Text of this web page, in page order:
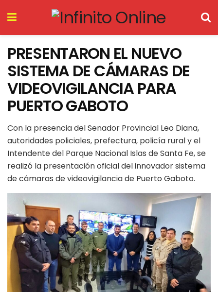
PRESENTARON EL NUEVO
SISTEMA DE CÁMARAS DE
VIDEOVIGILANCIA PARA
PUERTO GABOTO
Con la presencia del Senador Provincial Leo Diana,
autoridades policiales, prefectura, policía rural y el
Intendente del Parque Nacional Islas de Santa Fe, se
realizó la presentación oficial del innovador sistema
de cámaras de videovigilancia de Puerto Gaboto.